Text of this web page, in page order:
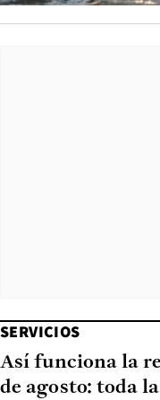
SERVICIOS
Así funciona la
de agosto: toda